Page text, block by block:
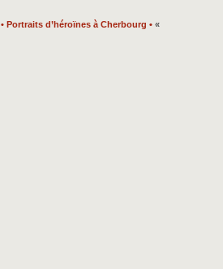
• Portraits d’héroïnes à Cherbourg • «